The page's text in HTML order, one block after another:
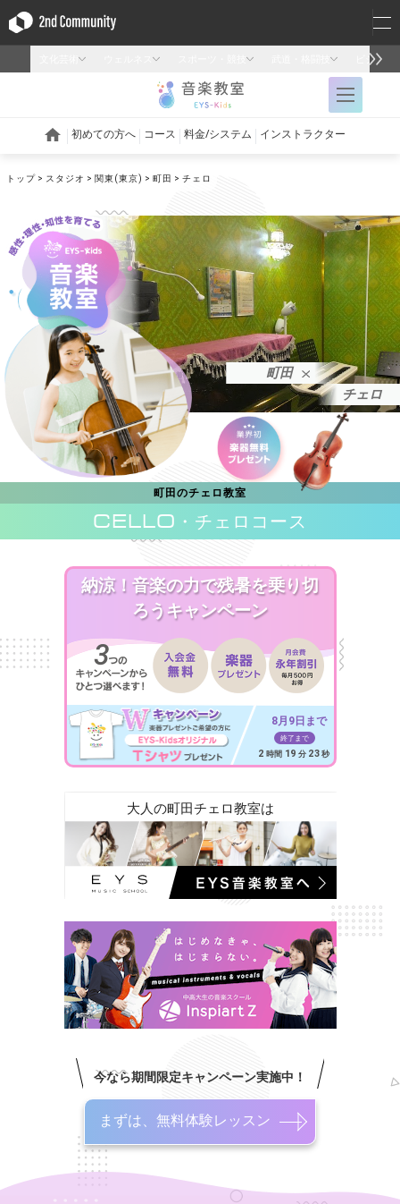
トップ スタジオ 関東(東京) 町田 チェロ
町田
チェロ
町田のチェロ教室
CELLO ・チェロコース
納涼！音楽の力で残暑を乗り切
ろうキャンペーン
8月9日まで
終了まで
2 時間 19 分 21 秒
大人の町田チェロ教室は
今なら期間限定キャンペーン実施中！
まずは、無料体験レッスン